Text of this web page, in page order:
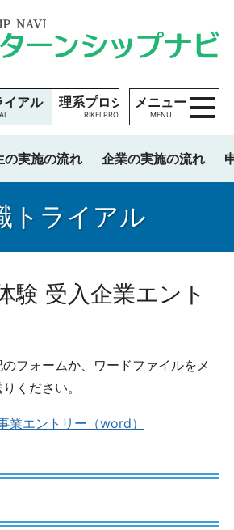
イアル 理系プロジェクト 学生の方
メニュー
MENU
ついて
の実施の流れ 企業の実施の流れ
トライアル
験 受入企業エント
フォームか、ワードファイルをメ
ください。
業エントリー（word）